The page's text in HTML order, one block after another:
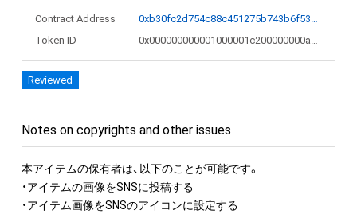
Contract Address
0xb30fc2d754c88c451275b743b6f530f19f643683
Token ID
0x000000000001000001c200000000a282
Reviewed
Notes on copyrights and other issues
本アイテムの保有者は、以下のことが可能です。
・アイテムの画像をSNSに投稿する
・アイテム画像をSNSのアイコンに設定する